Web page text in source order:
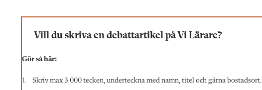
Vill du skriva en debattartikel på Vi Lärare?
Gör så här:
Skriv max 3 000 tecken, underteckna med namn, titel och gärna bostadsort.